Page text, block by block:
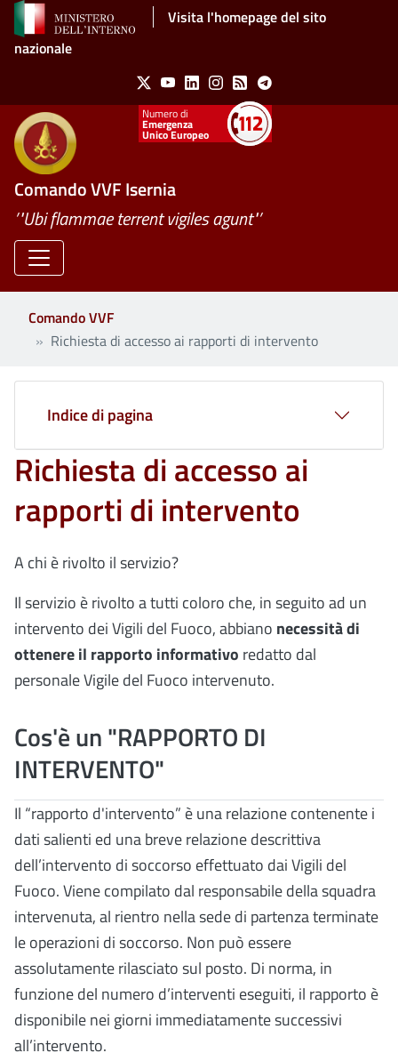
Salta al contenuto principaleVisita l'homepage del sito
nazionale
Social Menu
X YoutubeLinkedinInstagram
Feed Telegram
Emergenza
Unico Europeo
Comando VVF Isernia
’"Ubi flammae terrent vigiles agunt"’
Comando VVF
Richiesta di accesso ai rapporti di intervento
Richiesta di accesso ai
rapporti di intervento
A chi è rivolto il servizio?
Il servizio è rivolto a tutti coloro che, in seguito ad un
intervento dei Vigili del Fuoco, abbiano necessità di
ottenere il rapporto informativo redatto dal
personale Vigile del Fuoco intervenuto.
Cos'è un "RAPPORTO DI
INTERVENTO"
Il “rapporto d'intervento” è una relazione contenente i
dati salienti ed una breve relazione descrittiva
dell’intervento di soccorso effettuato dai Vigili del
Fuoco. Viene compilato dal responsabile della squadra
intervenuta, al rientro nella sede di partenza terminate
le operazioni di soccorso. Non può essere
assolutamente rilasciato sul posto. Di norma, in
funzione del numero d’interventi eseguiti, il rapporto è
disponibile nei giorni immediatamente successivi
all’intervento.
Indice di pagina